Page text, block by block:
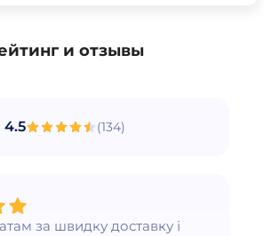
и отзывы
4.5 (134)
за швидку доставку і